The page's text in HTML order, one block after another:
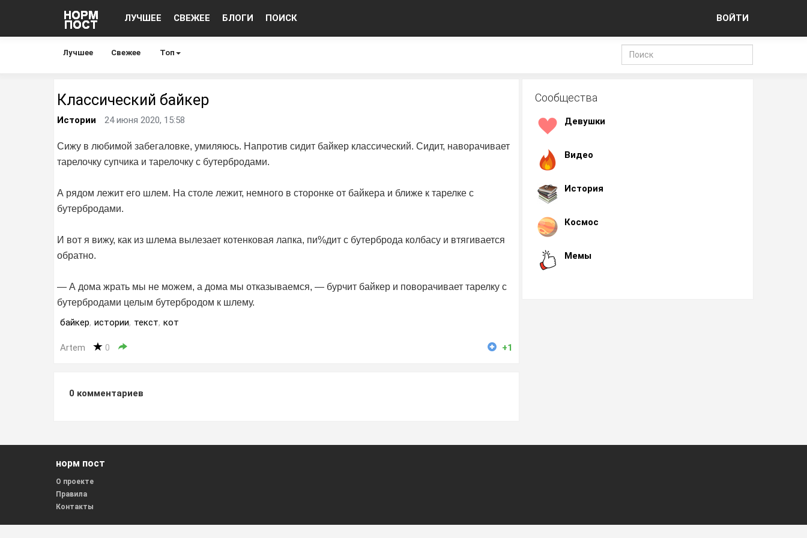
ЛУЧШЕЕ СВЕЖЕЕ БЛОГИ ПОИСК ВОЙТИ
Лучшее Свежее Топ
Классический байкер
Истории 24 июня 2020, 15:58
Сижу в любимой забегаловке, умиляюсь. Напротив сидит байкер классический. Сидит, наворачивает
тарелочку супчика и тарелочку с бутербродами.
А рядом лежит его шлем. На столе лежит, немного в сторонке от байкера и ближе к тарелке с
бутербродами.
И вот я вижу, как из шлема вылезает котенковая лапка, пи%дит с бутерброда колбасу и втягивается
обратно.
— А дома жрать мы не можем, а дома мы отказываемся, — бурчит байкер и поворачивает тарелку с
бутербродами целым бутербродом к шлему.
байкер, истории, текст, кот
Artem 0 +1
0 комментариев
Сообщества
Девушки
Видео
История
Космос
Мемы
норм пост
О проекте
Правила
Контакты